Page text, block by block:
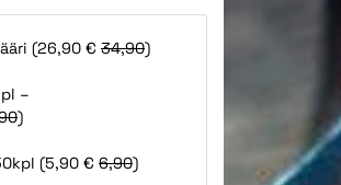
(26,90 € 34,90)
–
)
(5,90 € 6,90)